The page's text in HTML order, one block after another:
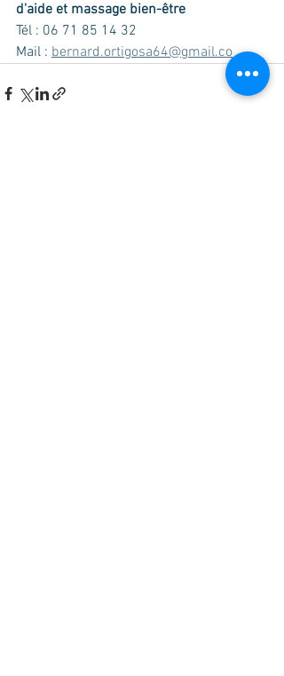
d'aide et massage bien-être
Tél : 06 71 85 14 32
Mail : bernard.ortigosa64@gmail.co